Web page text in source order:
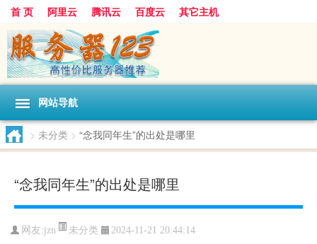
首 页 阿里云 腾讯云 百度云 其它主机
网站导航
> 未分类 > “念我同年生”的出处是哪里
“念我同年生”的出处是哪里
网友:jzn 未分类 2024-11-21 20:44:14